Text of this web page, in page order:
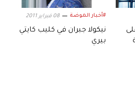
#أخبار الموضة 08 فبراير 2011
نيكولا جبران في كليب كايتي
بيري